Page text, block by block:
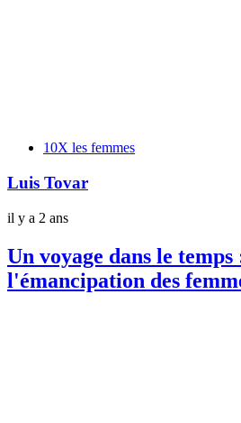
Tags 10X les femmes
Luis Tovar
il y a 2 ans
Un voyage dans le
l'émancipation des